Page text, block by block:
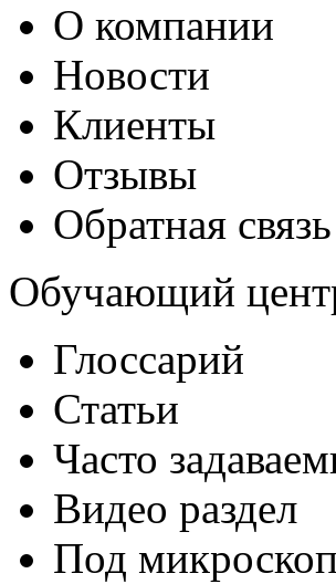
О компании
Новости
Клиенты
Отзывы
Обратная связь
Обучающий
Глоссарий
Статьи
Часто
Видео раздел
Под